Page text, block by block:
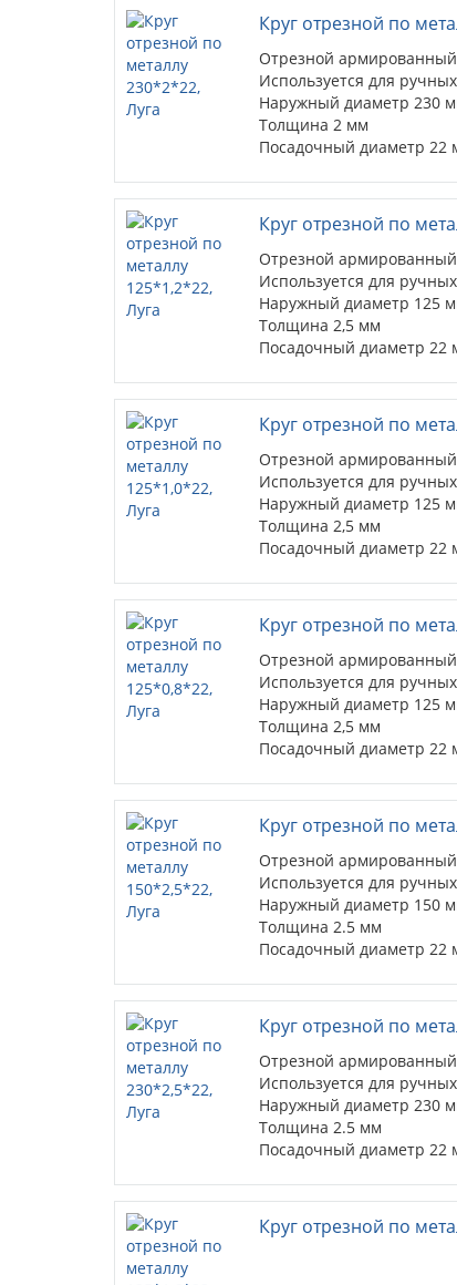
Назначение круга металл
Связка BF(БУ)
Круг отрезной по
Отрезной армированный
Используется для
Наружный диаметр 230
Толщина 2 мм
Посадочный диаметр 22
Назначение круга металл
Связка BF(БУ)
Круг отрезной по
Отрезной армированный
Используется для
Наружный диаметр 125
Толщина 2,5 мм
Посадочный диаметр 22
Назначение круга металл
Связка BF(БУ)
Круг отрезной по
Отрезной армированный
Используется для
Наружный диаметр 125
Толщина 2,5 мм
Посадочный диаметр 22
Назначение круга металл
Связка BF(БУ)
Круг отрезной по
Отрезной армированный
Используется для
Наружный диаметр 125
Толщина 2,5 мм
Посадочный диаметр 22
Назначение круга металл
Связка BF(БУ)
Круг отрезной по
Отрезной армированный
Используется для
Наружный диаметр 150
Толщина 2.5 мм
Посадочный диаметр 22
Назначение круга металл
Связка BF(БУ)
Круг отрезной по
Отрезной армированный
Используется для
Наружный диаметр 230
Толщина 2.5 мм
Посадочный диаметр 22
Назначение круга
Связка BF(БУ)
Круг отрезной по